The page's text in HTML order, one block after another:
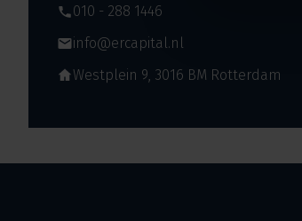
010 - 288 1446
info@ercapital.nl
Westplein 9, 3016 BM Rotterdam